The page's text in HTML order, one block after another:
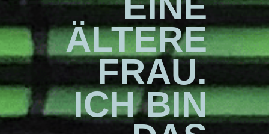
ÄLTERE
FRAU.
ICH BIN